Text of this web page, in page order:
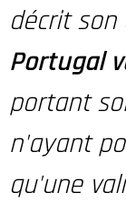
décrit
Portugal
portant
n'ayant
qu'une